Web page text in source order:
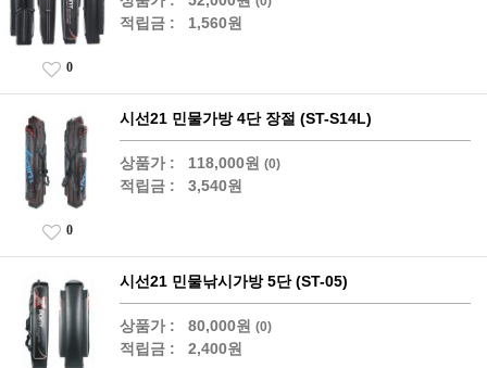
적립금 : 1,560원
0
시선21 민물가방 4단 장절 (ST-S14L)
상품가 : 118,000원 (0)
적립금 : 3,540원
0
시선21 민물낚시가방 5단 (ST-05)
상품가 : 80,000원 (0)
적립금 : 2,400원